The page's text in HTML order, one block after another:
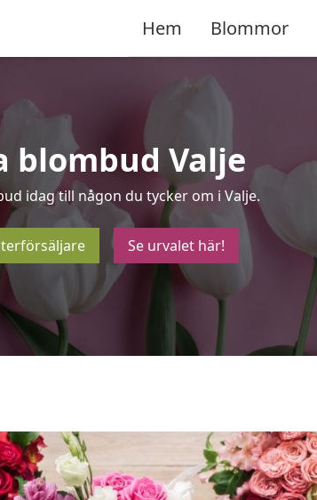
Hem Blommor
blombud Valje
idag till någon du tycker om i Valje.
Se urvalet här!